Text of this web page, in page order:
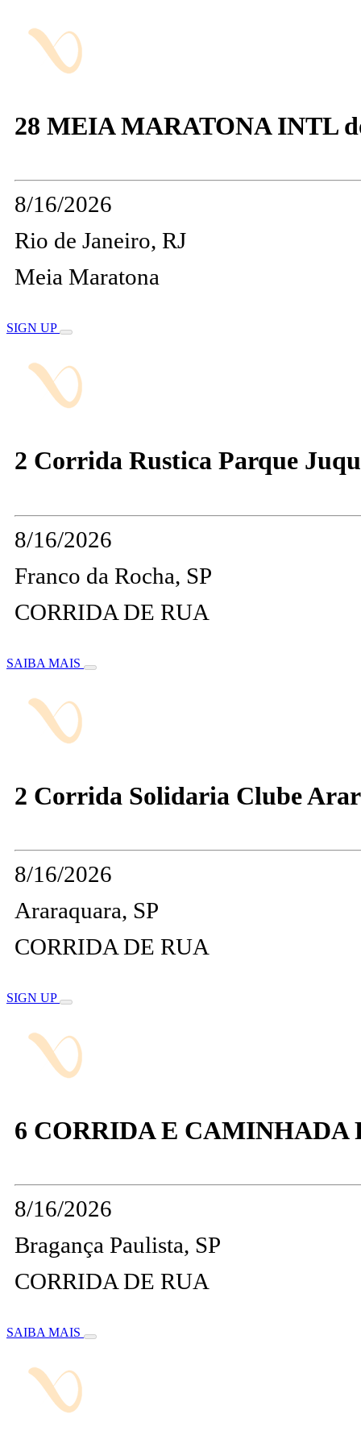
28 MEIA MARATONA INTL
8/16/2026
Rio de Janeiro, RJ
Meia Maratona
SIGN UP
2 Corrida Rustica Parque
8/16/2026
Franco da Rocha, SP
CORRIDA DE RUA
SAIBA MAIS
2 Corrida Solidaria Clube
8/16/2026
Araraquara, SP
CORRIDA DE RUA
SIGN UP
6 CORRIDA E CAMINHADA
8/16/2026
Bragança Paulista, SP
CORRIDA DE RUA
SAIBA MAIS